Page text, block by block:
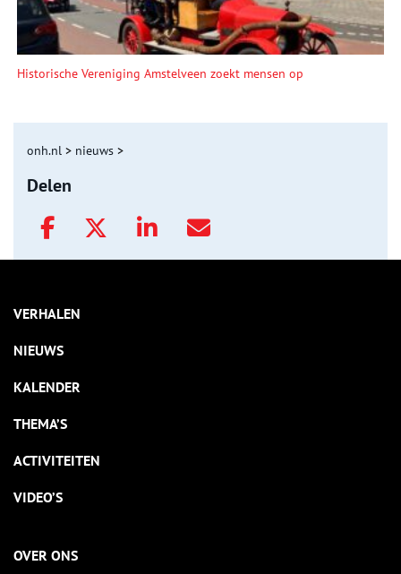
Historische Vereniging Amstelveen zoekt mensen op
onh.nl > nieuws >
Delen
VERHALEN
NIEUWS
KALENDER
THEMA’S
ACTIVITEITEN
VIDEO’S
OVER ONS